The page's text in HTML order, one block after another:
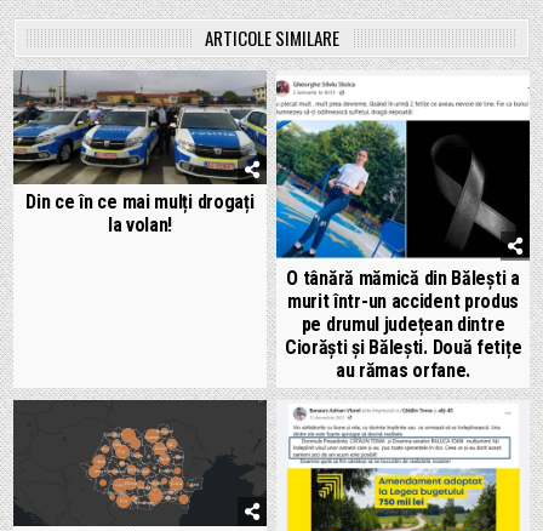
ARTICOLE SIMILARE
Din ce în ce mai mulți drogați
la volan!
O tânără mămică din Bălești a
murit într-un accident produs
pe drumul județean dintre
Ciorăști și Bălești. Două fetițe
au rămas orfane.